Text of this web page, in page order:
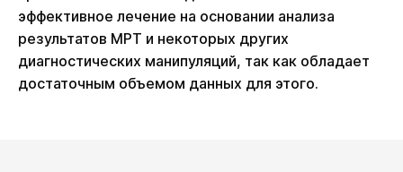
эффективное лечение на основании анализа
результатов МРТ и некоторых других
диагностических манипуляций, так как обладает
достаточным объемом данных для этого.